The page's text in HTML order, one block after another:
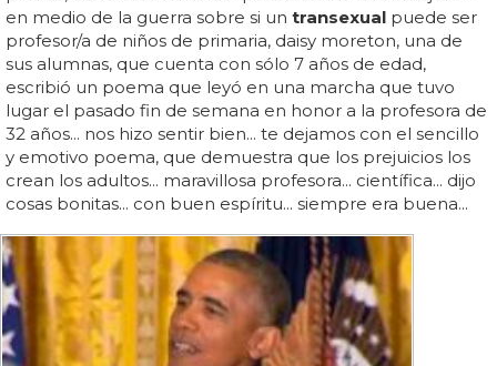
en medio de la guerra sobre si un transexual puede ser
profesor/a de niños de primaria, daisy moreton, una de
sus alumnas, que cuenta con sólo 7 años de edad,
escribió un poema que leyó en una marcha que tuvo
lugar el pasado fin de semana en honor a la profesora de
32 años... nos hizo sentir bien... te dejamos con el sencillo
y emotivo poema, que demuestra que los prejuicios los
crean los adultos... maravillosa profesora... científica... dijo
cosas bonitas... con buen espíritu... siempre era buena...